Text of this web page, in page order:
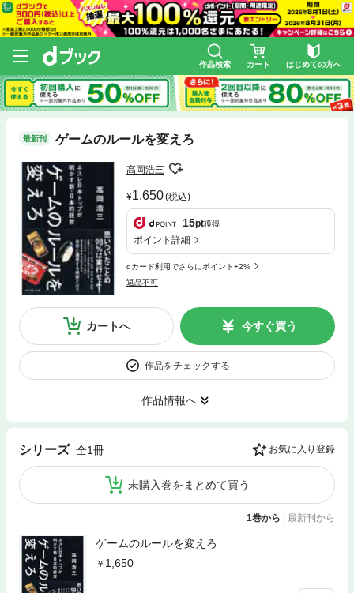
作品検索 カート はじめての方へ
最新刊 ゲームのルールを変えろ
高岡浩三
1,650(税込)
15pt獲得
ポイント詳細
dカード利用でさらにポイント+2%
返品不可
カートへ 今すぐ買う
作品をチェックする
作品情報へ
シリーズ 全1冊 お気に入り登録
未購入巻をまとめて買う
1巻から 最新刊から
ゲームのルールを変えろ
1,650